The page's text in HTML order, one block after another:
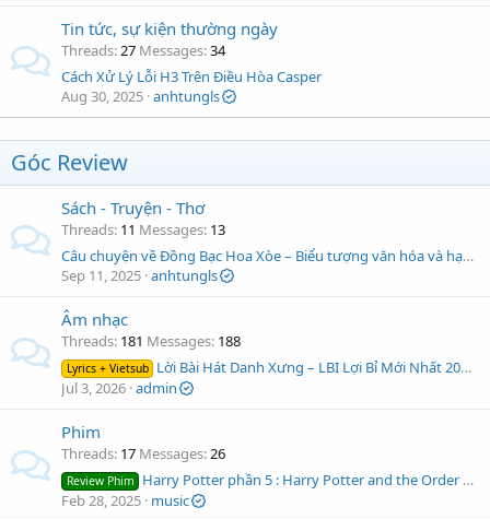
Tin tức, sự kiện thường ngày
Threads 27 Messages 34
Cách Xử Lý Lỗi H3 Trên Điều Hòa Casper
Aug 30, 2025 anhtungls
Góc Review
Sách - Truyện - Thơ
Threads 11 Messages 13
Câu chuyện về Đồng Bạc Hoa Xòe – Biểu tượng văn hóa và hạnh phúc
Sep 11, 2025 anhtungls
Âm nhạc
Threads 181 Messages 188
Lyrics + Vietsub Lời Bài Hát Danh Xưng – LBI Lợi Bỉ Mới Nhất 2025 (Kèm Lời Dịch)
Jul 3, 2026 admin
Phim
Threads 17 Messages 26
Review Phim
Harry Potter phần 5 : Harry Potter and the Order of the Phoenix – Cuộc Chiến Phép Thuật Kéo Dài
Feb 28, 2025 music